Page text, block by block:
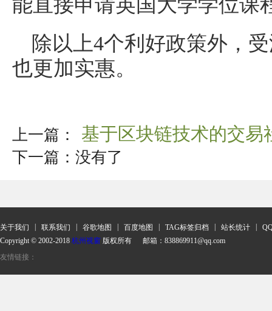
能直接申请英国大学学位课
除以上4个利好政策外，
也更加实惠。
上一篇： 基于区块链技术的交易
下一篇：没有了
关于我们 联系我们 谷歌地图 百度地图 TAG标签归档 站长统计
Copyright © 2002-2018 杭州视窗 版权所有 邮箱：838869911@qq.com
友情链接：